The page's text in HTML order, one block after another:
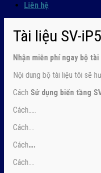
Liên hệ
Tài liệu SV-
Nhận miễn phí ngay bộ tài
Nội dung bộ tài liệu tôi sẽ
Cách Sử dụng biến tầng
Cách…..
Cách….
Cách….
Cách….